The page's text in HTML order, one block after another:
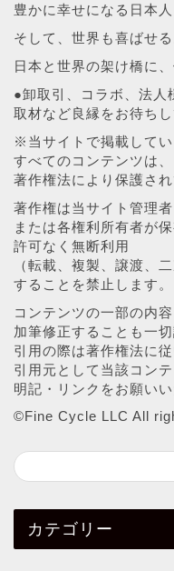
豊かに幸せになる日本
そして、世界も喜ばせる
日本と世界の架け橋に
●卸取引、コラボ、法人
取材など良縁をお待ちし
※当サイトで掲載してい
すべてのコンテンツは、
著作権法により保護され
著作権は当サイト管理者
または各権利所有者が保
許可なく無断利用
（転載、複製、譲渡、
することを禁止します。
コンテンツの一部の内
加筆修正することも一
引用の際は著作権法に従
引用元として当該コン
明記・リンクをお願いい
©︎Fine Cycle LLC All
カテゴリー